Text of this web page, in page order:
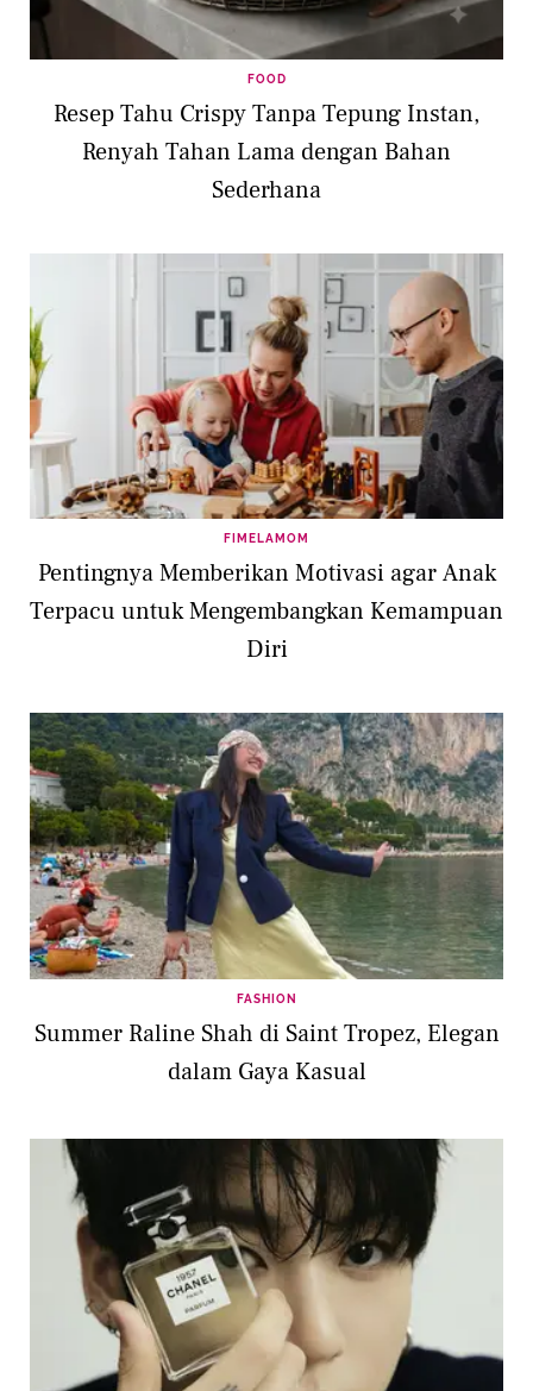
FOOD
Resep Tahu Crispy Tanpa Tepung Instan,
Renyah Tahan Lama dengan Bahan
Sederhana
FIMELAMOM
Pentingnya Memberikan Motivasi agar Anak
Terpacu untuk Mengembangkan Kemampuan
Diri
FASHION
Summer Raline Shah di Saint Tropez, Elegan
dalam Gaya Kasual